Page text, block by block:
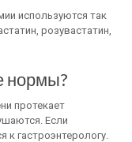
используются так
розувастатин,
нормы?
протекает
Если
гастроэнтерологу.